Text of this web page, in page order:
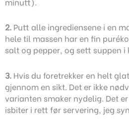
2. Putt alle ingrediensene i en
hele til massen har en fin
salt og pepper, og sett suppen i
3. Hvis du foretrekker en helt
gjennom en sikt. Det er ikke
varianten smaker nydelig. Det
isbiter i rett før servering, jeg